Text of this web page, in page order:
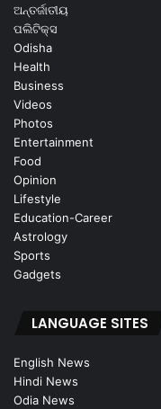
ଅନ୍ତର୍ଜାତୀୟ
ପଲିଟିକ୍ସ
Odisha
Health
Business
Videos
Photos
Entertainment
Food
Opinion
Lifestyle
Education-Career
Astrology
Sports
Gadgets
LANGUAGE SITES
English News
Hindi News
Odia News